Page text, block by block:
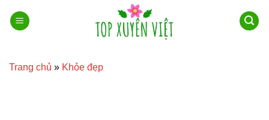
qua
Trang chủ » Khỏe đẹp